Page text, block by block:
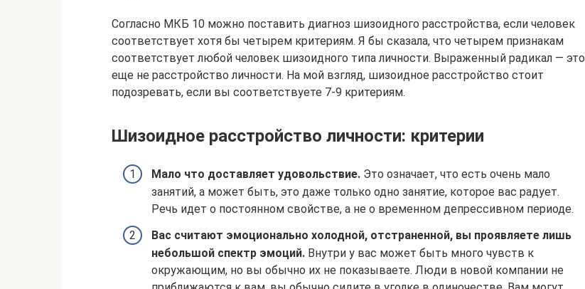
Согласно МКБ 10 можно поставить диагноз шизоидного расстройства, если человек
соответствует хотя бы четырем критериям. Я бы сказала, что четырем признакам
соответствует любой человек шизоидного типа личности. Выраженный радикал — это
еще не расстройство личности. На мой взгляд, шизоидное расстройство стоит
подозревать, если вы соответствуете 7-9 критериям.
Шизоидное расстройство личности: критерии
Мало что доставляет удовольствие. Это означает, что есть очень мало
занятий, а может быть, это даже только одно занятие, которое вас радует.
Речь идет о постоянном свойстве, а не о временном депрессивном периоде.
Вас считают эмоционально холодной, отстраненной, вы проявляете лишь
небольшой спектр эмоций. Внутри у вас может быть много чувств к
окружающим, но вы обычно их не показываете. Люди в новой компании не